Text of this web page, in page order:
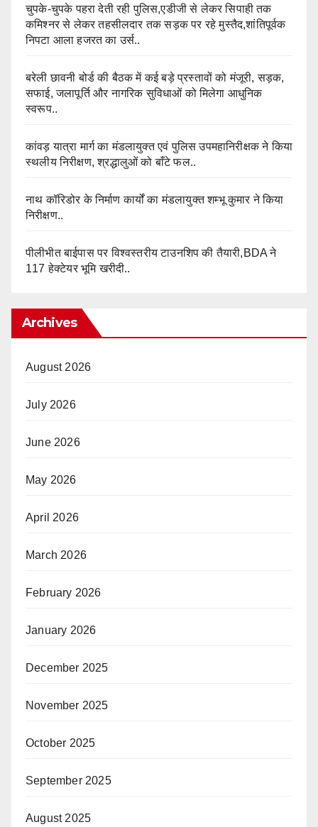
चुपके-चुपके पहरा देती रही पुलिस,एडीजी से लेकर सिपाही तक
कमिश्नर से लेकर तहसीलदार तक सड़क पर रहे मुस्तैद,शांतिपूर्वक
निपटा आला हजरत का उर्स..
बरेली छावनी बोर्ड की बैठक में कई बड़े प्रस्तावों को मंजूरी, सड़क,
सफाई, जलापूर्ति और नागरिक सुविधाओं को मिलेगा आधुनिक
स्वरूप..
कांवड़ यात्रा मार्ग का मंडलायुक्त एवं पुलिस उपमहानिरीक्षक ने किया
स्थलीय निरीक्षण, श्रद्धालुओं को बाँटे फल..
नाथ कॉरिडोर के निर्माण कार्यों का मंडलायुक्त शम्भू कुमार ने किया
निरीक्षण..
पीलीभीत बाईपास पर विश्वस्तरीय टाउनशिप की तैयारी,BDA ने
117 हेक्टेयर भूमि खरीदी..
Archives
August 2026
July 2026
June 2026
May 2026
April 2026
March 2026
February 2026
January 2026
December 2025
November 2025
October 2025
September 2025
August 2025